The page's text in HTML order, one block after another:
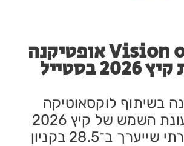
Vision of Luxury אופטיקנה
פותחת את קיץ 2026 בסטייל
בשיתוף לוקסאוטיקה
פותחות את עונת השמש של קיץ 2026
עם אירוע יוקרתי שייערך ב־28.5 בקניון